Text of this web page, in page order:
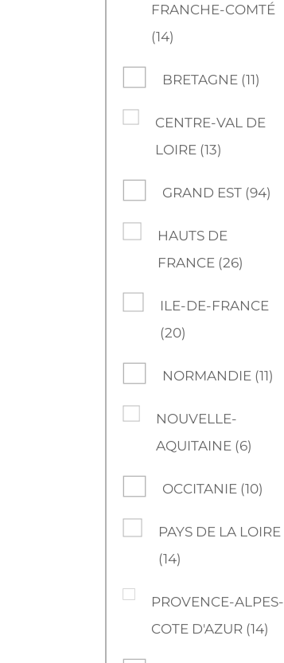
FRANCHE-COMTÉ
(14)
BRETAGNE (11)
CENTRE-VAL DE
LOIRE (13)
GRAND EST (94)
HAUTS DE
FRANCE (26)
ILE-DE-FRANCE
(20)
NORMANDIE (11)
NOUVELLE-
AQUITAINE (6)
OCCITANIE (10)
PAYS DE LA LOIRE
(14)
PROVENCE-ALPES-
COTE D'AZUR (14)